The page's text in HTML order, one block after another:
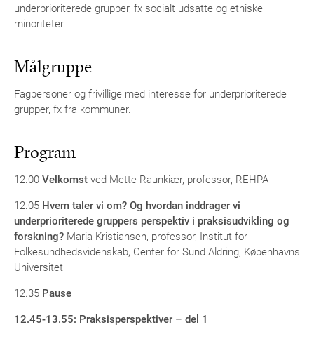
underprioriterede grupper, fx socialt udsatte og etniske
minoriteter.
Målgruppe
Fagpersoner og frivillige med interesse for underprioriterede
grupper, fx fra kommuner.
Program
12.00 Velkomst ved Mette Raunkiær, professor, REHPA
12.05 Hvem taler vi om? Og hvordan inddrager vi
underprioriterede gruppers perspektiv i praksisudvikling og
forskning? Maria Kristiansen, professor, Institut for
Folkesundhedsvidenskab, Center for Sund Aldring, Københavns
Universitet
12.35 Pause
12.45-13.55: Praksisperspektiver – del 1